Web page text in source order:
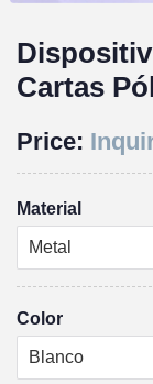
Cartas
Price:
Material
Color